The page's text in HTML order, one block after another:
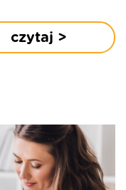
czytaj >